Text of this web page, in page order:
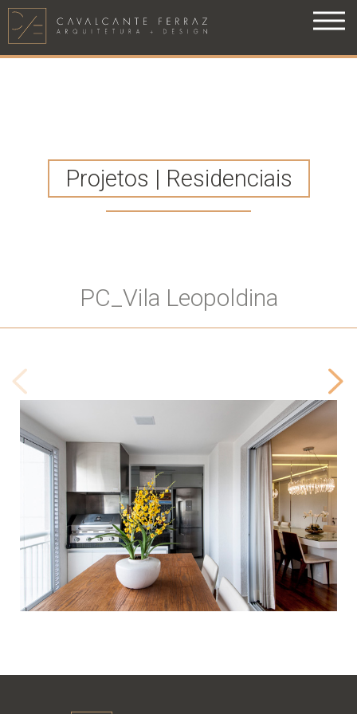
Projetos | Residenciais
PC_Vila Leopoldina